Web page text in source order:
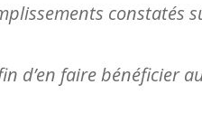
constatés
d’en faire bénéficier